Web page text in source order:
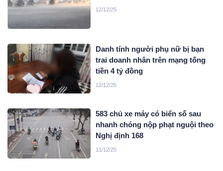
12/12/25
Danh tính người phụ nữ bị bạn
trai doanh nhân trên mạng tống
tiền 4 tỷ đồng
12/12/25
583 chủ xe máy có biển số sau
nhanh chóng nộp phạt nguội theo
Nghị định 168
11/12/25